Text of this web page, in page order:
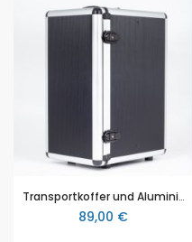
Transportkoffer und Aluminiumbox von MOTIC
89,00 €